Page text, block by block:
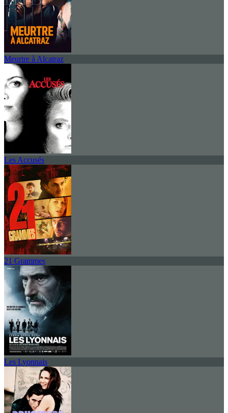
Meurtre à Alcatraz
Les Accusés
21 Grammes
Les Lyonnais